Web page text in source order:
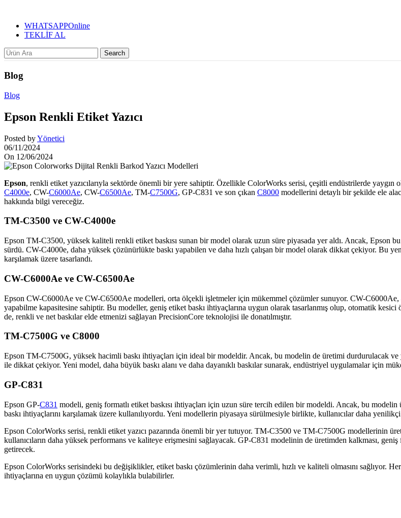
WHATSAPPOnline
TEKLİF AL
Search
Blog
Blog
Epson Renkli Etiket Yazıcı
Posted byYönetici
06/11/2024
On 12/06/2024
Epson, renkli etiket yazıcılarıyla sektörde önemli bir yere sahiptir. Özellikle ColorWorks serisi, çeşitli endüstrilerde yaygın
C4000e, CW-C6000Ae, CW-C6500Ae, TM-C7500G, GP-C831 ve son çıkan C8000 modellerini detaylı bir şekilde ele
hakkında bilgi vereceğiz.
TM-C3500 ve CW-C4000e
Epson TM-C3500, yüksek kaliteli renkli etiket baskısı sunan bir model olarak uzun süre piyasada yer aldı. Ancak,
sürdü. CW-C4000e, daha yüksek çözünürlükte baskı yapabilen ve daha hızlı çalışan bir model olarak dikkat çekiyor. Bu
karşılamak üzere tasarlandı.
CW-C6000Ae ve CW-C6500Ae
Epson CW-C6000Ae ve CW-C6500Ae modelleri, orta ölçekli işletmeler için mükemmel çözümler sunuyor. CW-
yapabilme kapasitesine sahiptir. Bu modeller, geniş etiket baskı ihtiyaçlarına uygun olarak tasarlanmış olup, otomatik
de, renkli ve net baskılar elde etmenizi sağlayan PrecisionCore teknolojisi ile donatılmıştır.
TM-C7500G ve C8000
Epson TM-C7500G, yüksek hacimli baskı ihtiyaçları için ideal bir modeldir. Ancak, bu modelin de üretimi durdurulacak
ile dikkat çekiyor. Yeni model, daha büyük baskı alanı ve daha dayanıklı baskılar sunarak, endüstriyel uygulamalar için
GP-C831
Epson GP-C831 modeli, geniş formatlı etiket baskısı ihtiyaçları için uzun süre tercih edilen bir modeldi. Ancak, bu
baskı ihtiyaçlarını karşılamak üzere kullanılıyordu. Yeni modellerin piyasaya sürülmesiyle birlikte, kullanıcılar daha
Epson ColorWorks serisi, renkli etiket yazıcı pazarında önemli bir yer tutuyor. TM-C3500 ve TM-C7500G modellerinin
kullanıcıların daha yüksek performans ve kaliteye erişmesini sağlayacak. GP-C831 modelinin de üretimden kalkması, geniş
getirecek.
Epson ColorWorks serisindeki bu değişiklikler, etiket baskı çözümlerinin daha verimli, hızlı ve kaliteli olmasını sağlıyor.
ihtiyaçlarına en uygun çözümü kolaylıkla bulabilirler.